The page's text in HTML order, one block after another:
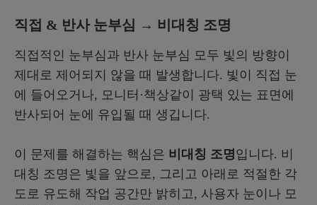
직접 & 반사 눈부심 → 비대칭 조명
직접적인 눈부심과 반사 눈부심 모두 빛의 방향이
제대로 제어되지 않을 때 발생합니다. 빛이 직접 눈
에 들어오거나, 모니터·책상같이 광택 있는 표면에
반사되어 눈에 유입될 때 생깁니다.
이 문제를 해결하는 핵심은 비대칭 조명입니다. 비
대칭 조명은 빛을 앞으로, 그리고 아래로 적절한 각
도로 유도해 작업 공간만 밝히고, 사용자 눈이나 모